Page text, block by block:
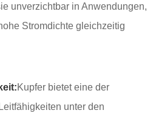
unverzichtbar in Anwendungen,
Stromdichte gleichzeitig
Kupfer bietet eine der
unter den